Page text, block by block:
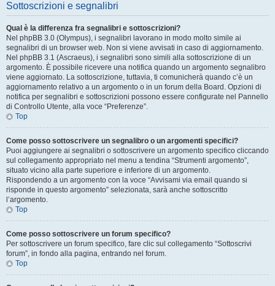
Sottoscrizioni e segnalibri
Qual è la differenza fra segnalibri e sottoscrizioni?
Nel phpBB 3.0 (Olympus), i segnalibri lavorano in modo molto simile ai
segnalibri di un browser web. Non si viene avvisati in caso di aggiornamento.
Nel phpBB 3.1 (Ascraeus), i segnalibri sono simili alla sottoscrizione di un
argomento. È possibile ricevere una notifica quando un argomento segnalibro
viene aggiornato. La sottoscrizione, tuttavia, ti comunicherà quando c’è un
aggiornamento relativo a un argomento o in un forum della Board. Opzioni di
notifica per segnalibri e sottoscrizioni possono essere configurate nel Pannello
di Controllo Utente, alla voce “Preferenze”.
Top
Come posso sottoscrivere un segnalibro o un argomenti specifici?
Puoi aggiungere ai segnalibri o sottoscrivere un argomento specifico cliccando
sul collegamento appropriato nel menu a tendina “Strumenti argomento”,
situato vicino alla parte superiore e inferiore di un argomento.
Rispondendo a un argomento con la voce “Avvisami via email quando si
risponde in questo argomento” selezionata, sarà anche sottoscritto
l’argomento.
Top
Come posso sottoscrivere un forum specifico?
Per sottoscrivere un forum specifico, fare clic sul collegamento “Sottoscrivi
forum”, in fondo alla pagina, entrando nel forum.
Top